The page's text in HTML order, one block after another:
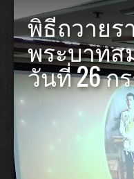
พิธีถวายร
พระบาทส
วันที่ 26 ก